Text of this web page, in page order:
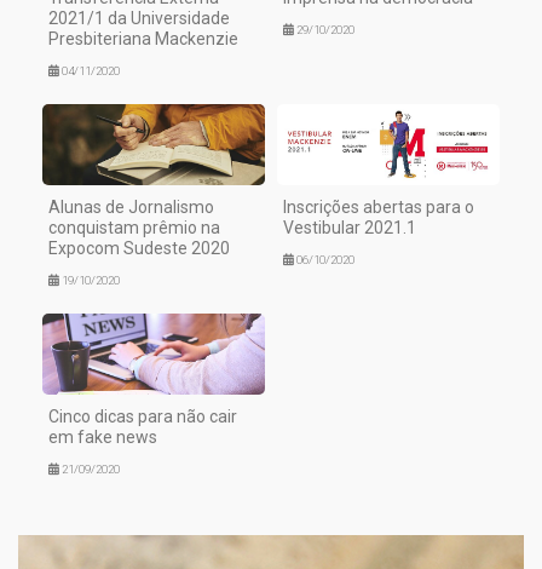
2021/1 da Universidade
Presbiteriana Mackenzie
04/11/2020
29/10/2020
Alunas de Jornalismo
conquistam prêmio na
Expocom Sudeste 2020
19/10/2020
Inscrições abertas para o
Vestibular 2021.1
06/10/2020
Cinco dicas para não cair
em fake news
21/09/2020